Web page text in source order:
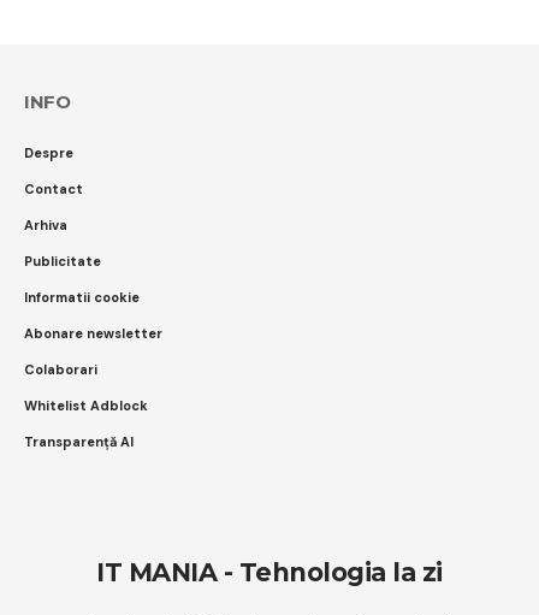
INFO
Despre
Contact
Arhiva
Publicitate
Informatii cookie
Abonare newsletter
Colaborari
Whitelist Adblock
Transparență AI
IT MANIA - Tehnologia la zi